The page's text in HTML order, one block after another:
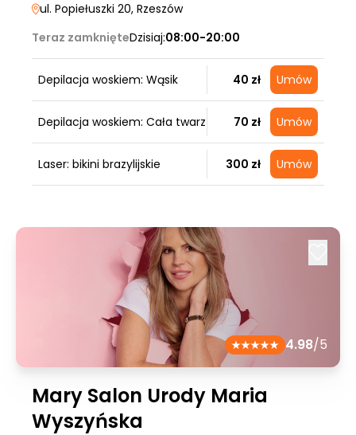
ul. Popiełuszki 20, Rzeszów
Teraz zamknięteDzisiaj:08:00-20:00
Depilacja woskiem: Wąsik 40 zł Umów
Depilacja woskiem: Cała twarz 70 zł Umów
Laser: bikini brazylijskie 300 zł Umów
4.98/5
Mary Salon Urody Maria
Wyszyńska